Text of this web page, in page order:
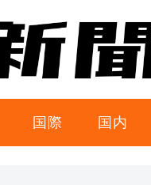
国際 国内